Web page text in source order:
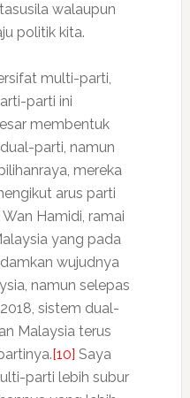
walaupun
politik kita.
multi-parti,
parti ini
membentuk
parti, namun
mereka
arus parti
Hamidi, ramai
yang pada
wujudnya
namun selepas
sistem dual-
Malaysia terus
[10] Saya
parti lebih subur